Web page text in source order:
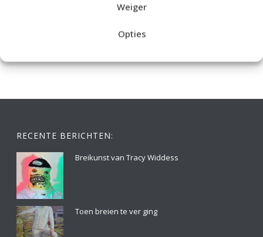
Weiger
Opties
RECENTE BERICHTEN:
Breikunst van Tracy Widdess
Toen breien te ver ging